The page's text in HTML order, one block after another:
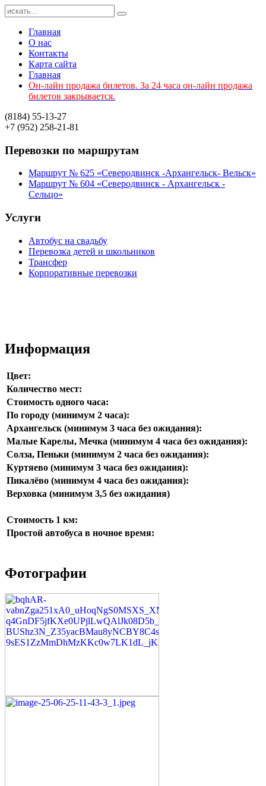
Главная
О нас
Контакты
Карта сайта
Главная
Он-лайн продажа билетов. За 24 часа он-лайн продажа
билетов закрывается.
(8184) 55-13-27
+7 (952) 258-21-81
Перевозки по маршрутам
Маршрут № 625 «Северодвинск -Архангельск- Вельск»
Маршрут № 604 «Северодвинск - Архангельск -
Сельцо»
Услуги
Автобус на свадьбу
Перевозка детей и школьников
Трансфер
Корпоративные перевозки
Информация
Цвет:
Количество мест:
Стоимость одного часа:
По городу (минимум 2 часа):
Архангельск (минимум 3 часа без ожидания):
Малые Карелы, Мечка (минимум 4 часа без ожидания):
Солза, Пеньки (минимум 2 часа без ожидания):
Куртяево (минимум 3 часа без ожидания):
Пикалёво (минимум 4 часа без ожидания):
Верховка (минимум 3,5 без ожидания)
Стоимость 1 км:
Простой автобуса в ночное время:
Фотографии